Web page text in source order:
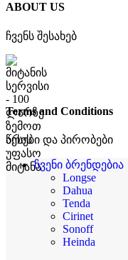
ABOUT US
ჩვენს შესახებ
Terms and Conditions
წესები და პირობები
ჩვენი ბრენდებია
Longse
Dahua
Tenda
Cirinet
Sonoff
Heinda